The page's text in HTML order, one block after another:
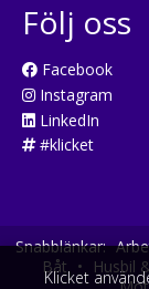
Följ oss
Facebook
Instagram
LinkedIn
#klicket
Snabblänkar:
Båt • Husbil
Klicket